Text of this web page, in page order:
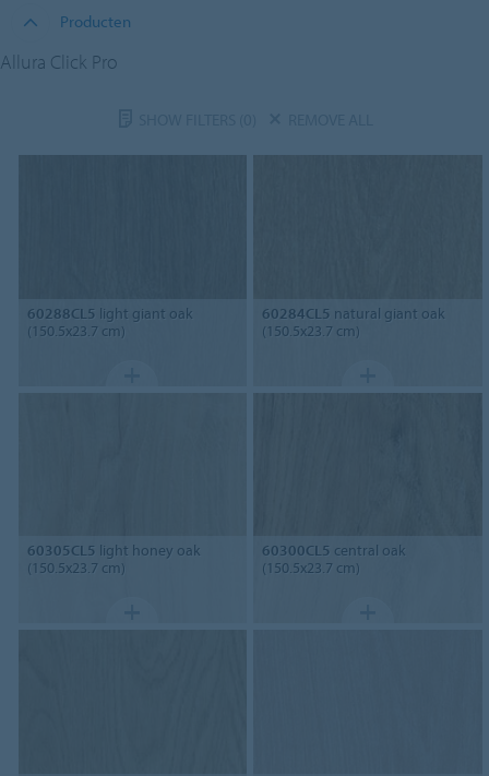
Producten
Allura Click Pro
60288CL5 light giant oak
(150.5x23.7 cm)
60284CL5 natural giant oak
(150.5x23.7 cm)
60305CL5 light honey oak
(150.5x23.7 cm)
60300CL5 central oak
(150.5x23.7 cm)